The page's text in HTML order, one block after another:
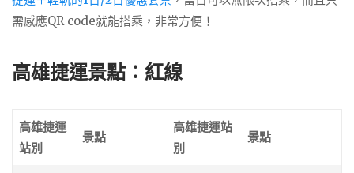
需感應QR code就能搭乘，非常方便！
高雄捷運景點：紅線
高雄捷運
站別
景點
高雄捷運站
別
景點